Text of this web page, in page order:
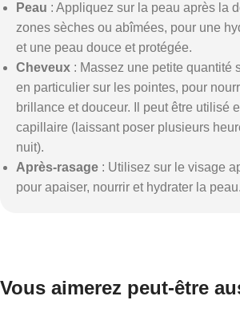
Peau : Appliquez sur la peau après la
zones sèches ou abîmées, pour une
et une peau douce et protégée.
Cheveux : Massez une petite quantité
en particulier sur les pointes, pour
brillance et douceur. Il peut être utilisé
capillaire (laissant poser plusieurs
nuit).
Après-rasage : Utilisez sur le visage
pour apaiser, nourrir et hydrater la peau.
Vous aimerez peut-être